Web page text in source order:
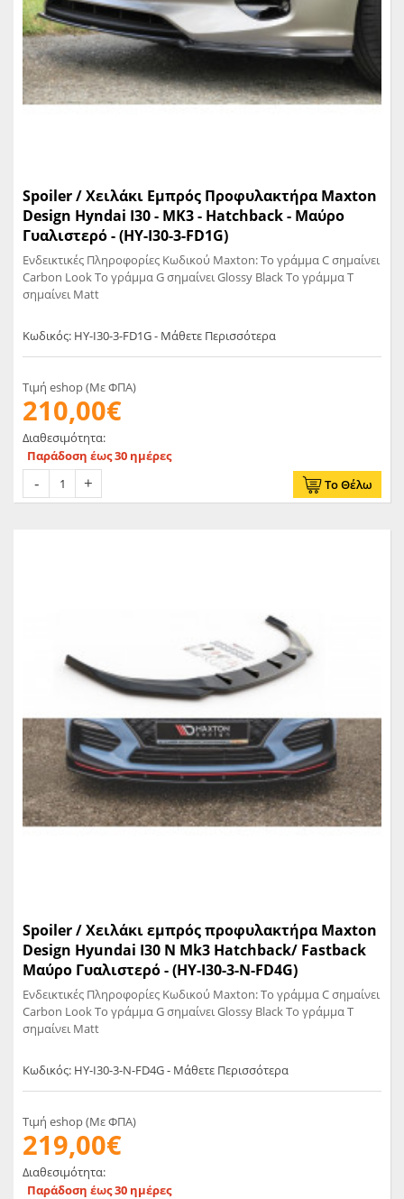
Spoiler / Χειλάκι Εμπρός Προφυλακτήρα Maxton
Design Hyndai I30 - MK3 - Hatchback - Μαύρο
Γυαλιστερό - (HY-I30-3-FD1G)
Ενδεικτικές Πληροφορίες Κωδικού Maxton: Το γράμμα C σημαίνει
Carbon Look Το γράμμα G σημαίνει Glossy Black Το γράμμα T
σημαίνει Matt
Κωδικός: HY-I30-3-FD1G - Μάθετε Περισσότερα
Τιμή eshop (Με ΦΠΑ)
210,00€
Διαθεσιμότητα:
Παράδοση έως 30 ημέρες
Το Θέλω
Spoiler / Χειλάκι εμπρός προφυλακτήρα Maxton
Design Hyundai I30 N Mk3 Hatchback/ Fastback
Μαύρο Γυαλιστερό - (HY-I30-3-N-FD4G)
Ενδεικτικές Πληροφορίες Κωδικού Maxton: Το γράμμα C σημαίνει
Carbon Look Το γράμμα G σημαίνει Glossy Black Το γράμμα T
σημαίνει Matt
Κωδικός: HY-I30-3-N-FD4G - Μάθετε Περισσότερα
Τιμή eshop (Με ΦΠΑ)
219,00€
Διαθεσιμότητα:
Παράδοση έως 30 ημέρες